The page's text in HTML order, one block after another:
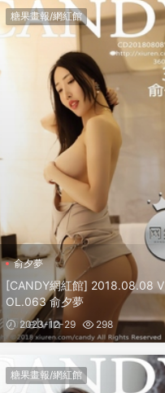
糖果畫報/網紅館
俞夕夢
[CANDY網紅館] 2018.08.08 V
OL.063 俞夕夢
2023-12-29 298
糖果畫報/網紅館